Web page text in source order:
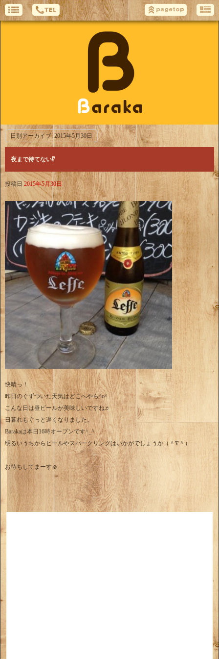
日別アーカイブ: 2015年5月30日
夜まで待てない⁉︎
投稿日 2015年5月30日
快晴っ！
昨日のぐずついた天気はどこへやら^o^
こんな日は昼ビールが美味しいですね♬
日暮れもぐっと遅くなりました。
Barakaは本日16時オープンです^_^
明るいうちからビールやスパークリングはいかがでしょうか（＾∇＾）
お待ちしてまーす☺︎